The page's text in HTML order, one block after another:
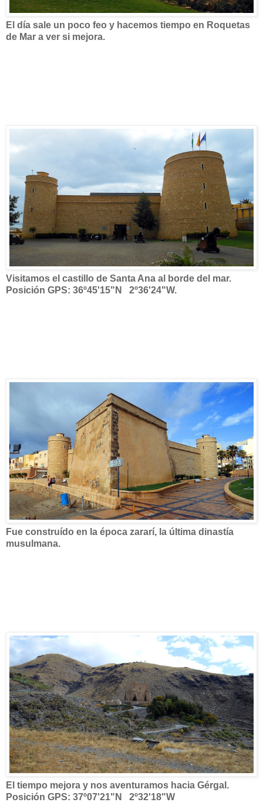
El día sale un poco feo y hacemos tiempo en Roquetas
de Mar a ver si mejora.
Visitamos el castillo de Santa Ana al borde del mar.
Posición GPS: 36º45'15"N 2º36'24"W.
Fue construído en la época zararí, la última dinastía
musulmana.
El tiempo mejora y nos aventuramos hacia Gérgal.
Posición GPS: 37º07'21"N 2º32'18"W